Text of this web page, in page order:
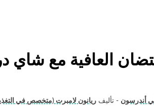
العافية مع شاي
أندرسون - تأليف ريانون لامبرت (متخصص في